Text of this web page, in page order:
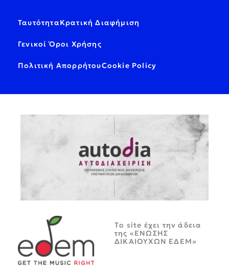
ΤαυτότηταΚρατική Διαφήμιση
Γενικοί Όροι Χρήσης
Πολιτική ΑπορρήτουCookie Policy
Tο site έχει την άδεια
της «ΕΝΩΣΗΣ
ΔΙΚΑΙΟΥΧΩΝ ΕΔΕΜ»